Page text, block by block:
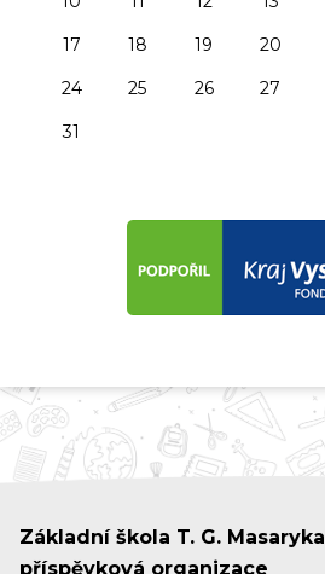
17
18 19 20
24
25 26 27
31
Základní škola T. G. Masaryka
příspěvková organizace